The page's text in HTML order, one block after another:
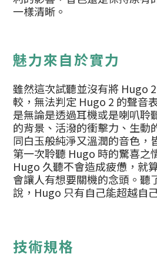
一樣清晰。
魅力來自於實力
雖然這次試聽並沒有將 Hugo
較，無法判定 Hugo 2 的聲音
是無論是透過耳機或是喇叭聆
的背景、活潑的衝擊力、生動
同白玉般純淨又溫潤的音色，
第一次聆聽 Hugo 時的驚喜之
Hugo 久聽不會造成疲憊，就
會讓人有想要關機的念頭。聽
說，Hugo 只有自己能超越自
技術規格